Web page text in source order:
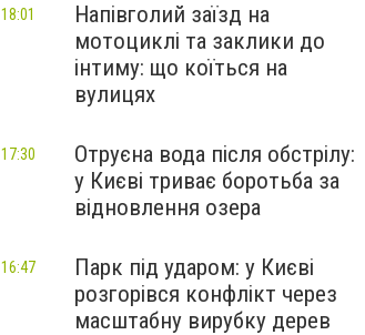
Напівголий заїзд на
мотоциклі та заклики до
інтиму: що коїться на
вулицях
18:01
Отруєна вода після обстрілу:
у Києві триває боротьба за
відновлення озера
17:30
Парк під ударом: у Києві
розгорівся конфлікт через
масштабну вирубку дерев
16:47